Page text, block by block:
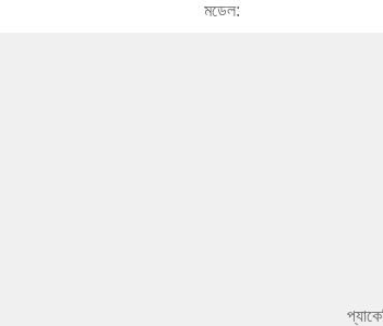
মডেল: